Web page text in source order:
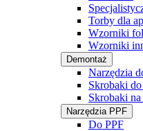
Torby dla
Wzorniki
Wzorniki
Demontaż
Narzędzia
Skrobaki
Skrobaki
Narzędzia PPF
Do PPF